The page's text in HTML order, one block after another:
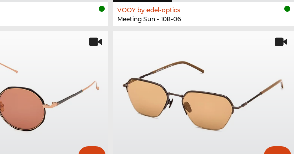
VOOY by edel-optics
Meeting Sun - 108-06